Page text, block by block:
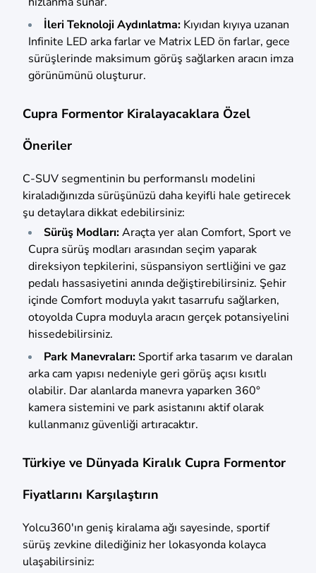
İleri Teknoloji Aydınlatma: Kıyıdan kıyıya uzanan
Infinite LED arka farlar ve Matrix LED ön farlar, gece
sürüşlerinde maksimum görüş sağlarken aracın imza
görünümünü oluşturur.
Cupra Formentor Kiralayacaklara Özel
Öneriler
C-SUV segmentinin bu performanslı modelini
kiraladığınızda sürüşünüzü daha keyifli hale getirecek
şu detaylara dikkat edebilirsiniz:
Sürüş Modları:Araçta yer alan Comfort, Sport ve
Cupra sürüş modları arasından seçim yaparak
direksiyon tepkilerini, süspansiyon sertliğini ve gaz
pedalı hassasiyetini anında değiştirebilirsiniz. Şehir
içinde Comfort moduyla yakıt tasarrufu sağlarken,
otoyolda Cupra moduyla aracın gerçek potansiyelini
hissedebilirsiniz.
Park Manevraları: Sportif arka tasarım ve daralan
arka cam yapısı nedeniyle geri görüş açısı kısıtlı
olabilir. Dar alanlarda manevra yaparken 360°
kamera sistemini ve park asistanını aktif olarak
kullanmanız güvenliği artıracaktır.
Türkiye ve Dünyada Kiralık Cupra Formentor
Fiyatlarını Karşılaştırın
Yolcu360'ın geniş kiralama ağı sayesinde, sportif
sürüş zevkine dilediğiniz her lokasyonda kolayca
ulaşabilirsiniz: